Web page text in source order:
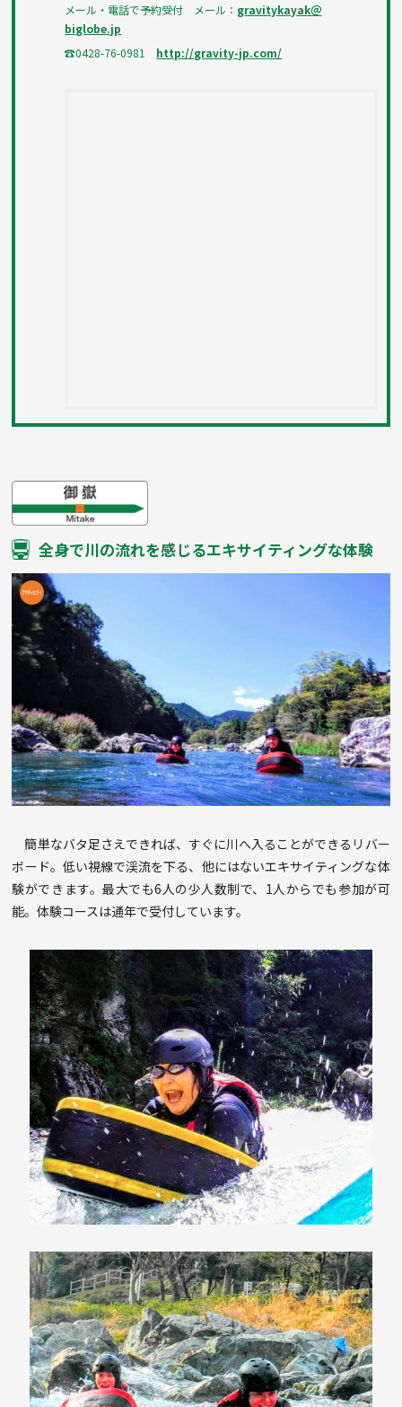
メール・電話で予約受付 メール： gravitykayak＠
biglobe.jp
☎0428-76-0981 http://gravity-jp.com/
全身で川の流れを感じるエキサイティングな体験
簡単なバタ足さえできれば、すぐに川へ入ることができるリバー
ボード。低い視線で渓流を下る、他にはないエキサイティングな体
験ができます。最大でも6人の少人数制で、1人からでも参加が可
能。体験コースは通年で受付しています。